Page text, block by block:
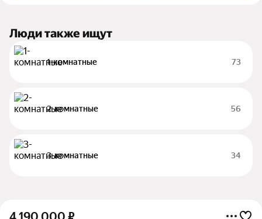
Люди также ищут
1-комнатные 73
2-комнатные 56
3-комнатные 34